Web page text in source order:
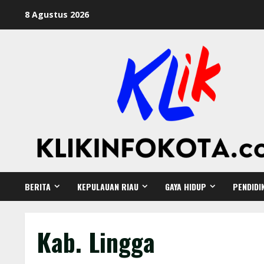
8 Agustus 2026
BERITA KEPULAUAN RIAU GAYA HIDUP
Kab. Lingga